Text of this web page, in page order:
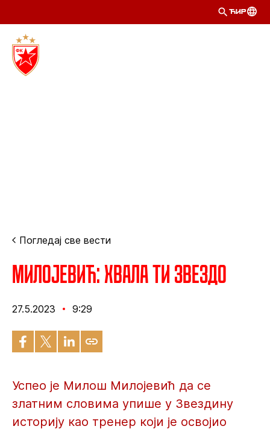
ЋИР
Погледај све вести
Милојевић: Хвала ти Звездо
27.5.2023 9:29
Успео је Милош Милојевић да се
златним словима упише у Звездину
историју као тренер који је освојио